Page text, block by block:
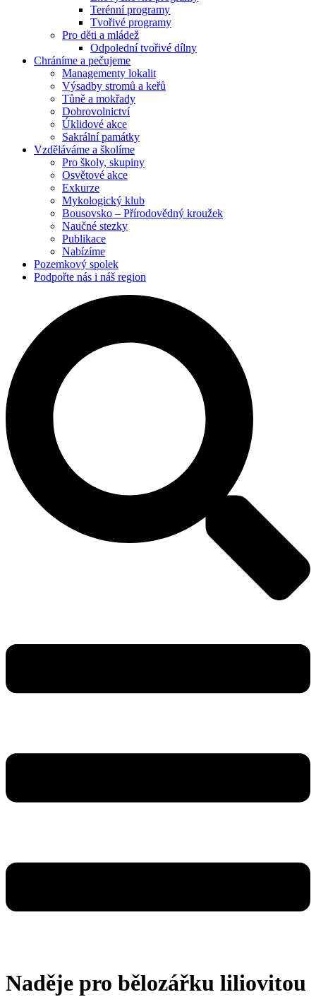
Terénní programy
Tvořivé programy
Pro děti a mládež
Odpolední tvořivé dílny
Chráníme a pečujeme
Managementy lokalit
Výsadby stromů a keřů
Tůně a mokřady
Dobrovolnictví
Úklidové akce
Sakrální památky
Vzděláváme a školíme
Pro školy, skupiny
Osvětové akce
Exkurze
Mykologický klub
Bousovsko – Přírodovědný kroužek
Naučné stezky
Publikace
Nabízíme
Pozemkový spolek
Podpořte nás i náš region
Naděje pro bělozářku liliovitou